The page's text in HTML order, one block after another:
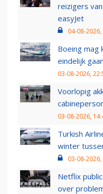
reizigers
easyJet
04-08-2026,
Boeing mag
eindelijk
03-08-2026,
Voorlopig
03-08-2026,
Turkish
winter
03-08-2026,
Netflix
over